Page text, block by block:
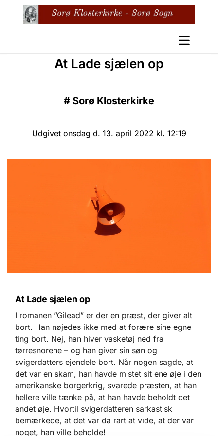
At Lade sjælen op
# Sorø Klosterkirke
Udgivet onsdag d. 13. april 2022 kl. 12:19
At Lade sjælen op
I romanen ”Gilead” er der en præst, der giver alt
bort. Han nøjedes ikke med at forære sine egne
ting bort. Nej, han hiver vasketøj ned fra
tørresnorene – og han giver sin søn og
svigerdatters ejendele bort. Når nogen sagde, at
det var en skam, han havde mistet sit ene øje i den
amerikanske borgerkrig, svarede præsten, at han
hellere ville tænke på, at han havde beholdt det
andet øje. Hvortil svigerdatteren sarkastisk
bemærkede, at det var da rart at vide, at der var
noget, han ville beholde!